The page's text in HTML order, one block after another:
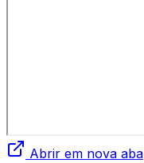
Abrir em nova aba